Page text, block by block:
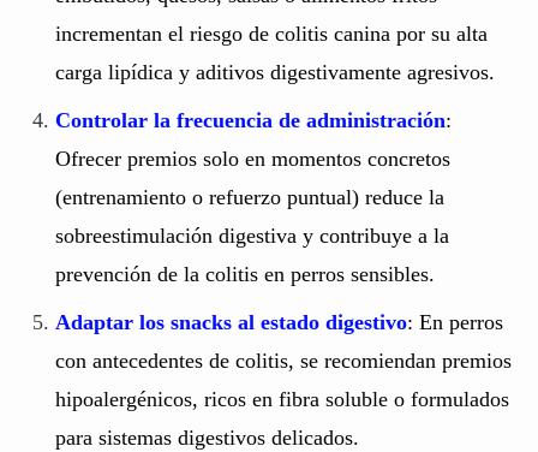
incrementan el riesgo de colitis canina por su alta
carga lipídica y aditivos digestivamente agresivos.
Controlar la frecuencia de administración:
Ofrecer premios solo en momentos concretos
(entrenamiento o refuerzo puntual) reduce la
sobreestimulación digestiva y contribuye a la
prevención de la colitis en perros sensibles.
Adaptar los snacks al estado digestivo: En perros
con antecedentes de colitis, se recomiendan premios
hipoalergénicos, ricos en fibra soluble o formulados
para sistemas digestivos delicados.